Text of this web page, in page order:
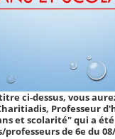
ci-dessus, vous
Professeur
et scolarité" qui a
de 6e du